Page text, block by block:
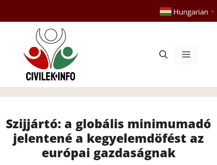
tartalomba
Hungarian ▼
Menü
Szijjártó: a globális minimumadó
jelentené a kegyelemdöfést az
európai gazdaságnak